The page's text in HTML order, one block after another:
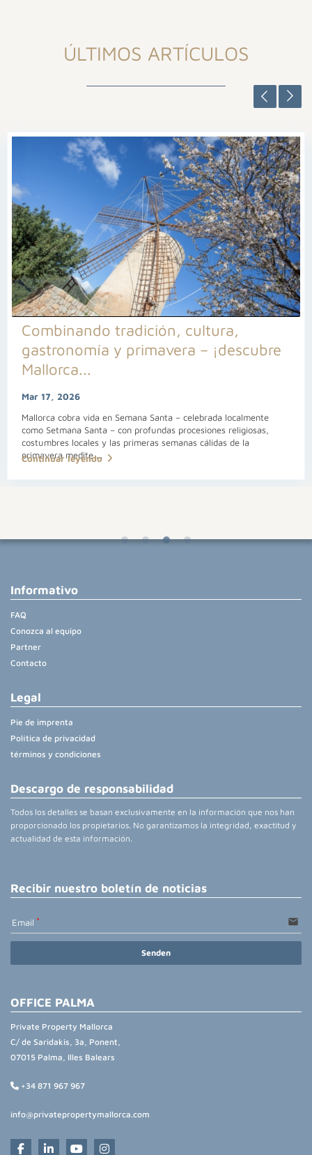
ÚLTIMOS ARTÍCULOS
Combinando tradición, cultura,
gastronomía y primavera – ¡descubre
Mallorca...
Mar 17, 2026
Mallorca cobra vida en Semana Santa – celebrada localmente
como Setmana Santa – con profundas procesiones religiosas,
costumbres locales y las primeras semanas cálidas de la
primavera medite...
Continuar leyendo
Informativo
FAQ
Conozca al equipo
Partner
Contacto
Legal
Pie de imprenta
Política de privacidad
términos y condiciones
Descargo de responsabilidad
Todos los detalles se basan exclusivamente en la información que nos han
proporcionado los propietarios. No garantizamos la integridad, exactitud y
actualidad de esta información.
Recibir nuestro boletín de noticias
Email email
Senden
OFFICE PALMA
Private Property Mallorca
C/ de Saridakis, 3a, Ponent,
07015 Palma, Illes Balears
+34 871 967 967
info@privatepropertymallorca.com